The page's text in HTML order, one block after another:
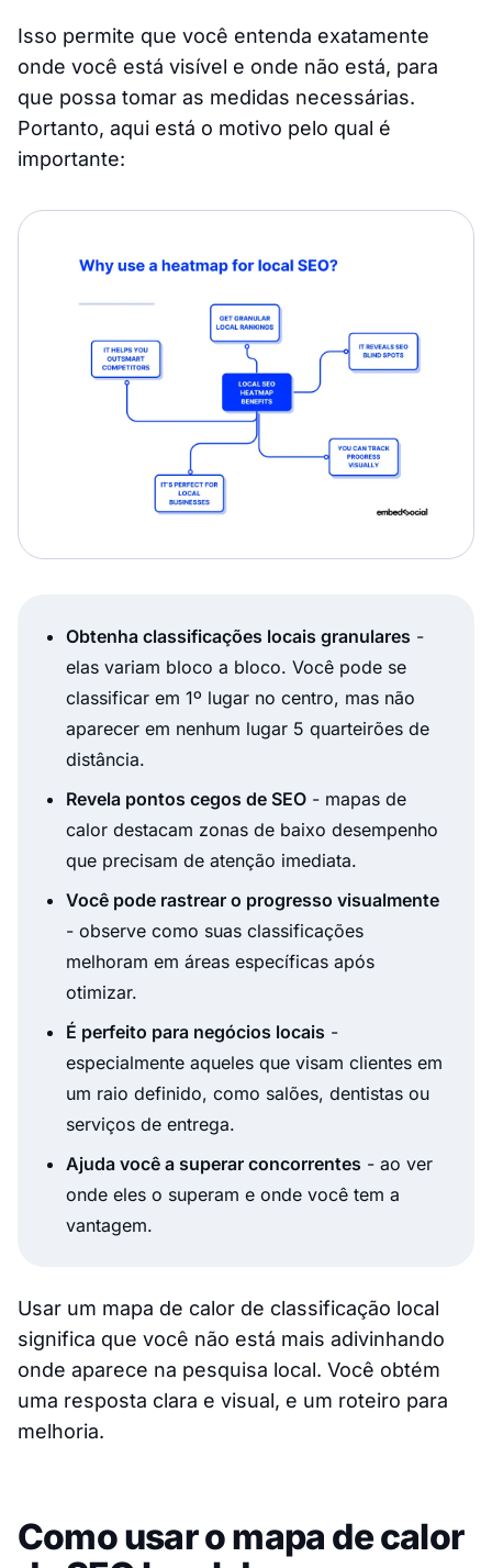
Isso permite que você entenda exatamente
onde você está visível e onde não está, para
que possa tomar as medidas necessárias.
Portanto, aqui está o motivo pelo qual é
importante:
Obtenha classificações locais granulares -
elas variam bloco a bloco. Você pode se
classificar em 1º lugar no centro, mas não
aparecer em nenhum lugar 5 quarteirões de
distância.
Revela pontos cegos de SEO - mapas de
calor destacam zonas de baixo desempenho
que precisam de atenção imediata.
Você pode rastrear o progresso visualmente
- observe como suas classificações
melhoram em áreas específicas após
otimizar.
É perfeito para negócios locais -
especialmente aqueles que visam clientes em
um raio definido, como salões, dentistas ou
serviços de entrega.
Ajuda você a superar concorrentes - ao ver
onde eles o superam e onde você tem a
vantagem.
Usar um mapa de calor de classificação local
significa que você não está mais adivinhando
onde aparece na pesquisa local. Você obtém
uma resposta clara e visual, e um roteiro para
melhoria.
Como usar o mapa de calor